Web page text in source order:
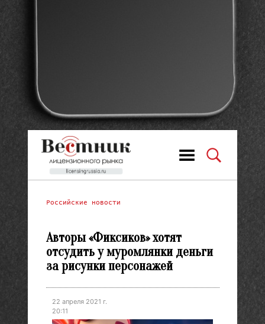
Российские новости
Авторы «Фиксиков» хотят
отсудить у муромлянки деньги
за рисунки персонажей
22 апреля 2021 г.
20:11